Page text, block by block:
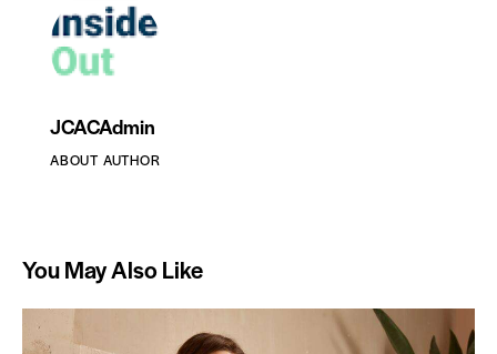
JCACAdmin
ABOUT AUTHOR
You May Also Like